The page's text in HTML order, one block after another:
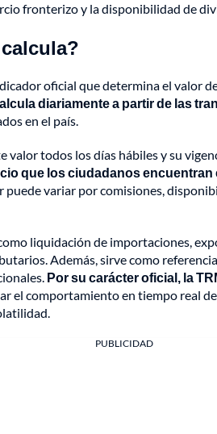
fronterizo y la disponibilidad de
calcula?
oficial que determina el valor
diariamente a partir de las
en el país.
valor todos los días hábiles y su
que los ciudadanos
puede variar por comisiones,
liquidación de importaciones,
Además, sirve como
Por su carácter oficial, la
el comportamiento en tiempo real
PUBLICIDAD